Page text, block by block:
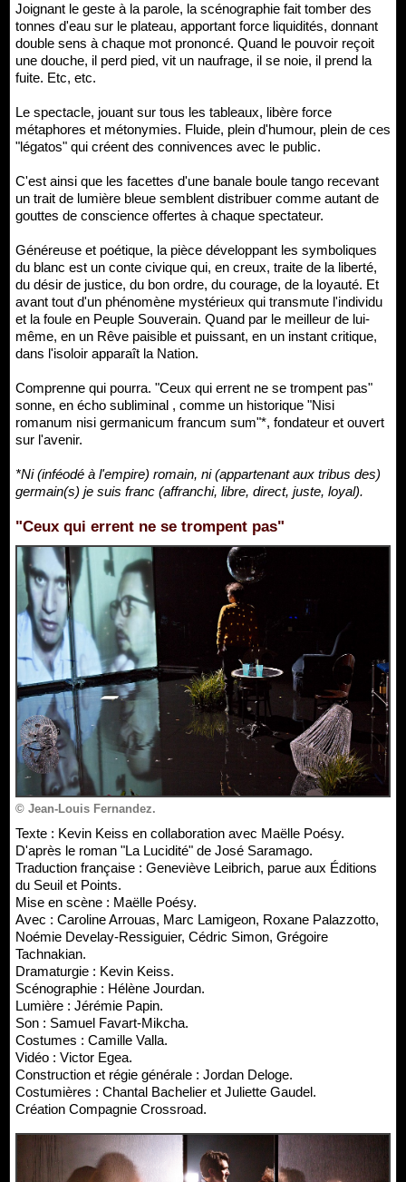
Joignant le geste à la parole, la scénographie fait tomber des
tonnes d'eau sur le plateau, apportant force liquidités, donnant
double sens à chaque mot prononcé. Quand le pouvoir reçoit
une douche, il perd pied, vit un naufrage, il se noie, il prend la
fuite. Etc, etc.
Le spectacle, jouant sur tous les tableaux, libère force
métaphores et métonymies. Fluide, plein d'humour, plein de ces
"légatos" qui créent des connivences avec le public.
C'est ainsi que les facettes d'une banale boule tango recevant
un trait de lumière bleue semblent distribuer comme autant de
gouttes de conscience offertes à chaque spectateur.
Généreuse et poétique, la pièce développant les symboliques
du blanc est un conte civique qui, en creux, traite de la liberté,
du désir de justice, du bon ordre, du courage, de la loyauté. Et
avant tout d'un phénomène mystérieux qui transmute l'individu
et la foule en Peuple Souverain. Quand par le meilleur de lui-
même, en un Rêve paisible et puissant, en un instant critique,
dans l'isoloir apparaît la Nation.
Comprenne qui pourra. "Ceux qui errent ne se trompent pas"
sonne, en écho subliminal , comme un historique "Nisi
romanum nisi germanicum francum sum"*, fondateur et ouvert
sur l'avenir.
*Ni (inféodé à l'empire) romain, ni (appartenant aux tribus des)
germain(s) je suis franc (affranchi, libre, direct, juste, loyal).
"Ceux qui errent ne se trompent pas"
© Jean-Louis Fernandez.
Texte : Kevin Keiss en collaboration avec Maëlle Poésy.
D'après le roman "La Lucidité" de José Saramago.
Traduction française : Geneviève Leibrich, parue aux Éditions
du Seuil et Points.
Mise en scène : Maëlle Poésy.
Avec : Caroline Arrouas, Marc Lamigeon, Roxane Palazzotto,
Noémie Develay-Ressiguier, Cédric Simon, Grégoire
Tachnakian.
Dramaturgie : Kevin Keiss.
Scénographie : Hélène Jourdan.
Lumière : Jérémie Papin.
Son : Samuel Favart-Mikcha.
Costumes : Camille Valla.
Vidéo : Victor Egea.
Construction et régie générale : Jordan Deloge.
Costumières : Chantal Bachelier et Juliette Gaudel.
Création Compagnie Crossroad.